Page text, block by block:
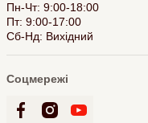
Пн-Чт: 9:00-18:00
Пт: 9:00-17:00
Сб-Нд: Вихідний
Соцмережі